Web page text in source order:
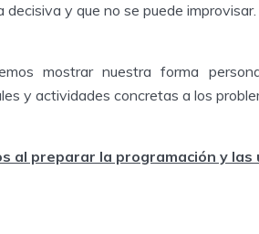
decisiva y que no se puede improvisar.
mostrar nuestra forma
y actividades concretas a los
al preparar la programación y